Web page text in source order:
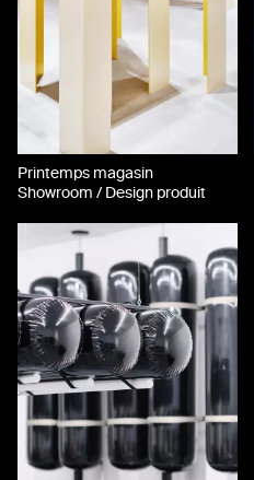
Printemps magasin
Showroom / Design produit